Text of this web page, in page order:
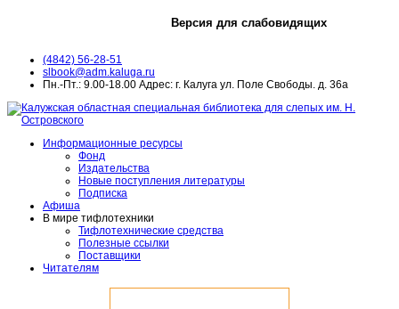
Версия для слабовидящих
(4842) 56-28-51
slbook@adm.kaluga.ru
Пн.-Пт.: 9.00-18.00 Адрес: г. Калуга ул. Поле Свободы. д. 36а
Информационные ресурсы
Фонд
Издательства
Новые поступления литературы
Подписка
Афиша
В мире тифлотехники
Тифлотехнические средства
Полезные ссылки
Поставщики
Читателям